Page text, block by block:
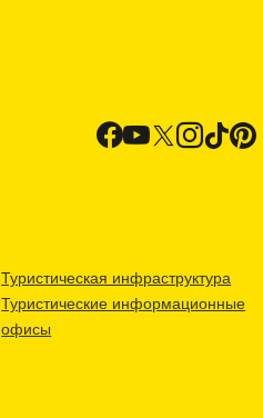
Туристическая инфраструктура
Туристические информационные
офисы